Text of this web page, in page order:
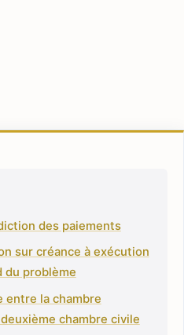
des paiements
sur créance à exécution
du problème
entre la chambre
chambre civile